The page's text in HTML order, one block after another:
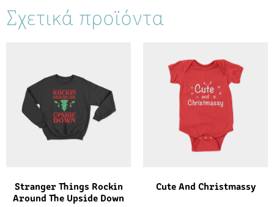
Σχετικά προϊόντα
Stranger Things Rockin
Around The Upside Down
Cute And Christmassy